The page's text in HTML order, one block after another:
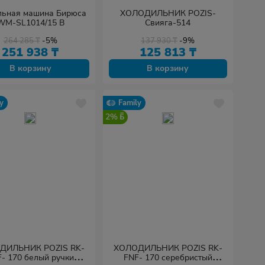
машина Бирюса
SL1014/15 B
264 285₸ -5%
251 938 ₸
В корзину
ХОЛОДИЛЬНИК POZIS-
Свияга-514
137 930₸ -9%
125 813 ₸
В корзину
POZIS RK-
170 белый ручки
Family
2%
ХОЛОДИЛЬНИК POZIS RK-
FNF- 170 серебристый